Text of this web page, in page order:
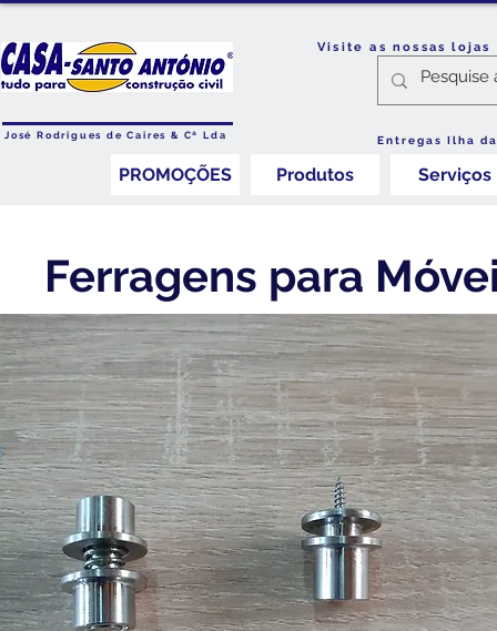
Visite as nossas
José Rodrigues de Caires & Cª Lda Entregas Ilha
PROMOÇÕES Produtos Serviços
Ferragens para